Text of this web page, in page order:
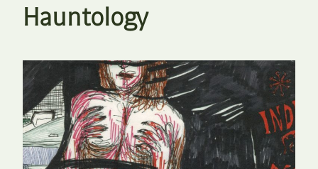
Hauntology